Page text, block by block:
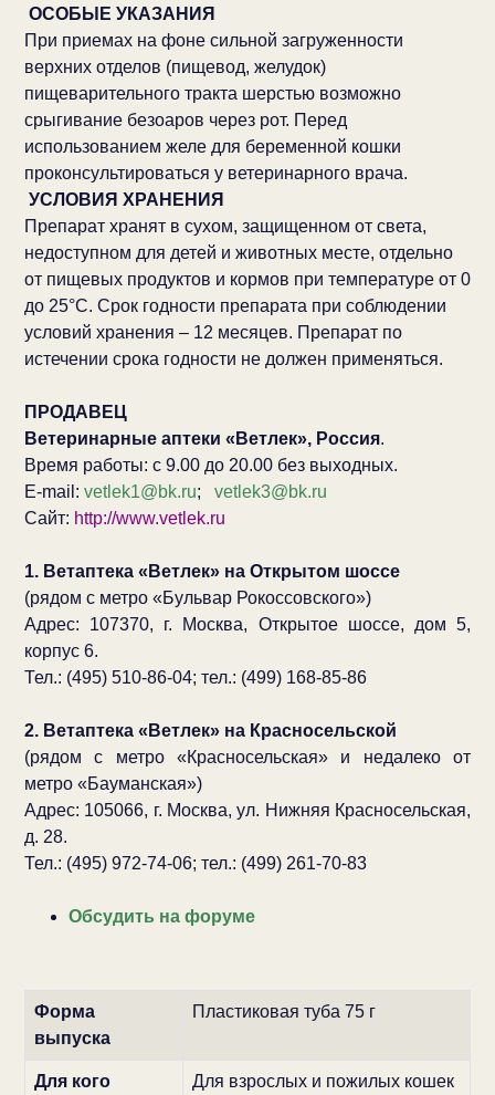
ОСОБЫЕ УКАЗАНИЯ
При приемах на фоне сильной загруженности
верхних отделов (пищевод, желудок)
пищеварительного тракта шерстью возможно
срыгивание безоаров через рот. Перед
использованием желе для беременной кошки
проконсультироваться у ветеринарного врача.
УСЛОВИЯ ХРАНЕНИЯ
Препарат хранят в сухом, защищенном от света,
недоступном для детей и животных месте, отдельно
от пищевых продуктов и кормов при температуре от 0
до 25°С. Срок годности препарата при соблюдении
условий хранения – 12 месяцев. Препарат по
истечении срока годности не должен применяться.
ПРОДАВЕЦ
Ветеринарные аптеки «Ветлек», Россия.
Время работы: с 9.00 до 20.00 без выходных.
E-mail: vetlek1@bk.ru; vetlek3@bk.ru
Сайт: http://www.vetlek.ru
1. Ветаптека «Ветлек» на Открытом шоссе
(рядом с метро «Бульвар Рокоссовского»)
Адрес: 107370, г. Москва, Открытое шоссе, дом 5,
корпус 6.
Тел.: (495) 510-86-04; тел.: (499) 168-85-86
2. Ветаптека «Ветлек» на Красносельской
(рядом с метро «Красносельская» и недалеко от
метро «Бауманская»)
Адрес: 105066, г. Москва, ул. Нижняя Красносельская,
д. 28.
Тел.: (495) 972-74-06; тел.: (499) 261-70-83
Обсудить на форуме
Форма
выпуска
Пластиковая туба 75 г
Для кого
Для взрослых и пожилых кошек